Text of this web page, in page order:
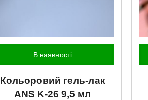
В наявності
Кольоровий гель-лак
ANS K-26 9,5 мл